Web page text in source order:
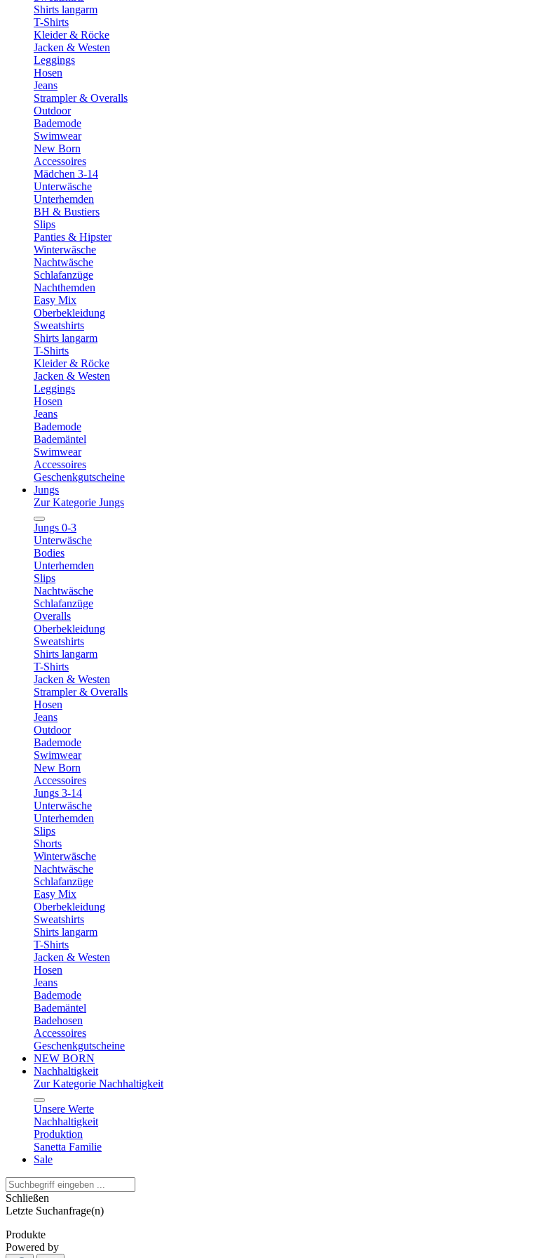
Shirts langarm
T-Shirts
Kleider & Röcke
Jacken & Westen
Leggings
Hosen
Jeans
Strampler & Overalls
Outdoor
Bademode
Swimwear
New Born
Accessoires
Mädchen 3-14
Unterwäsche
Unterhemden
BH & Bustiers
Slips
Panties & Hipster
Winterwäsche
Nachtwäsche
Schlafanzüge
Nachthemden
Easy Mix
Oberbekleidung
Sweatshirts
Shirts langarm
T-Shirts
Kleider & Röcke
Jacken & Westen
Leggings
Hosen
Jeans
Bademode
Bademäntel
Swimwear
Accessoires
Geschenkgutscheine
Jungs
Zur Kategorie Jungs
Jungs 0-3
Unterwäsche
Bodies
Unterhemden
Slips
Nachtwäsche
Schlafanzüge
Overalls
Oberbekleidung
Sweatshirts
Shirts langarm
T-Shirts
Jacken & Westen
Strampler & Overalls
Hosen
Jeans
Outdoor
Bademode
Swimwear
New Born
Accessoires
Jungs 3-14
Unterwäsche
Unterhemden
Slips
Shorts
Winterwäsche
Nachtwäsche
Schlafanzüge
Easy Mix
Oberbekleidung
Sweatshirts
Shirts langarm
T-Shirts
Jacken & Westen
Hosen
Jeans
Bademode
Bademäntel
Badehosen
Accessoires
Geschenkgutscheine
NEW BORN
Nachhaltigkeit
Zur Kategorie Nachhaltigkeit
Unsere Werte
Nachhaltigkeit
Produktion
Sanetta Familie
Sale
Schließen
Letzte Suchanfrage(n)
Produkte
Powered by